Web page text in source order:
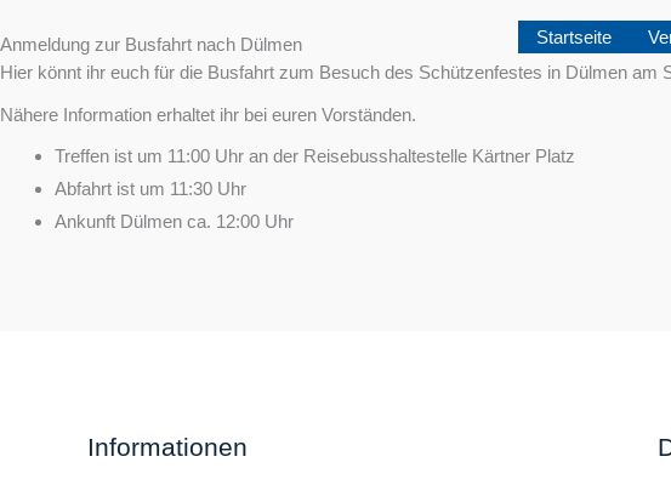
Inhalt
springen
Startseite
Anmeldung zur Busfahrt nach Dülmen
Hier könnt ihr euch für die Busfahrt zum Besuch des Schützenfestes in Dülmen am
Nähere Information erhaltet ihr bei euren Vorständen.
Treffen ist um 11:00 Uhr an der Reisebusshaltestelle Kärtner Platz
Abfahrt ist um 11:30 Uhr
Ankunft Dülmen ca. 12:00 Uhr
Informationen